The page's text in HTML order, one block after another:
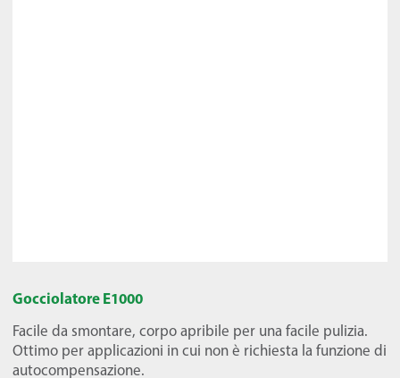
Gocciolatore E1000
Facile da smontare, corpo apribile per una facile pulizia.
Ottimo per applicazioni in cui non è richiesta la funzione di
autocompensazione.